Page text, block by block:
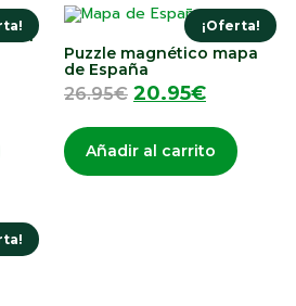
¡Oferta!
Puzzle magnético mapa
de España
26.95€ 20.95€
Añadir al carrito